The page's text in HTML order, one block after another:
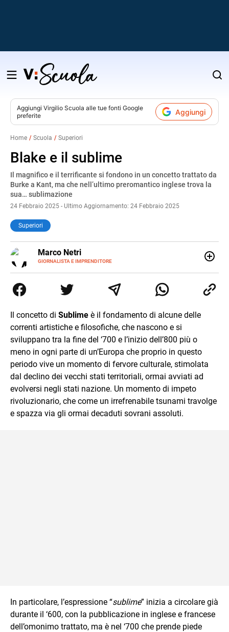
Salta
contenuto
Aggiungi Virgilio Scuola alle tue fonti Google
preferite
Aggiungi
Home Scuola Superiori
Blake e il sublime
Il magnifico e il terrificante si fondono in un concetto trattato da
Burke a Kant, ma che nell’ultimo preromantico inglese trova la
sua… sublimazione
24 Febbraio 2025 - Ultimo Aggiornamento: 24 Febbraio 2025
Superiori
Marco Netri
GIORNALISTA E IMPRENDITORE
E-
MAIL
Giornalismo conseguiti alla Luiss, ho associato la
passione per la scrittura a quello per lo studio
imprenditore di me stesso.
Il concetto di Sublime è il fondamento di alcune delle
correnti artistiche e filosofiche, che nascono e si
sviluppano tra la fine del ‘700 e l’inizio dell’800 più o
meno in ogni parte di un’Europa che proprio in questo
periodo vive un momento di fervore culturale, stimolata
dal declino dei vecchi stati territoriali, ormai avviati ad
evolversi negli stati nazione. Un momento di impeto
rivoluzionario, che come un irrefrenabile tsunami travolge
e spazza via gli ormai decaduti sovrani assoluti.
In particolare, l’espressione “sublime” inizia a circolare già
durante il ‘600, con la pubblicazione in inglese e francese
dell’omonimo trattato, ma è nel ‘700 che prende piede